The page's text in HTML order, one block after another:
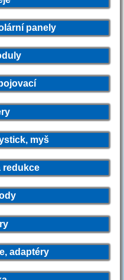
panely
myš
adaptéry